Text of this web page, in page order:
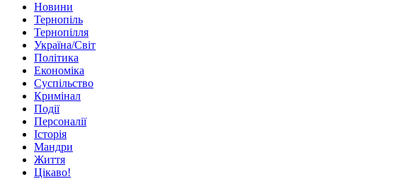
Новини
Тернопіль
Тернопілля
Україна/Світ
Політика
Економіка
Суспільство
Кримінал
Події
Персоналії
Історія
Мандри
Життя
Цікаво!